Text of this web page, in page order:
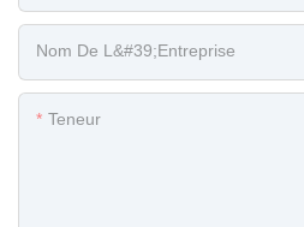
Nom De L&#39;entreprise
Teneur